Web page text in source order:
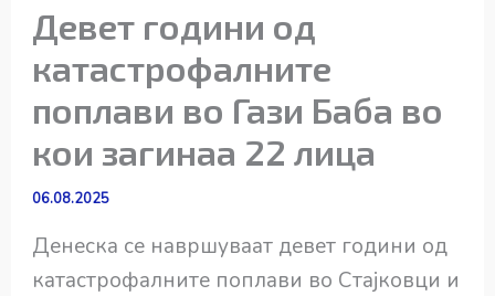
Девет години од
катастрофалните
поплави во Гази Баба во
кои загинаа 22 лица
06.08.2025
Денеска се навршуваат девет години од
катастрофалните поплави во Стајковци и